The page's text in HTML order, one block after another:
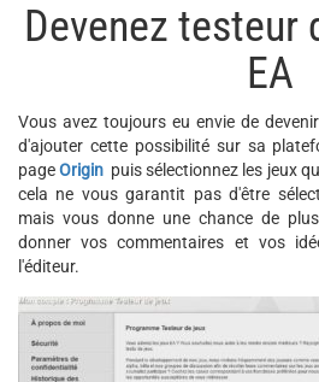
Devenez testeur
EA
Vous avez toujours eu envie de
d'ajouter cette possibilité sur sa
pageOrigin puis sélectionnez les jeux
cela ne vous garantit pas d'être
mais vous donne une chance de
donner vos commentaires et vos
l'éditeur.